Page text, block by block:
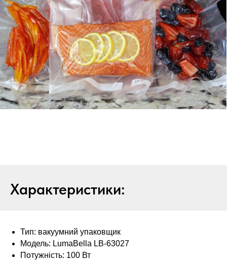
Характеристики:
Тип: вакуумний упаковщик
Модель: LumaBella LB-63027
Потужність: 100 Вт